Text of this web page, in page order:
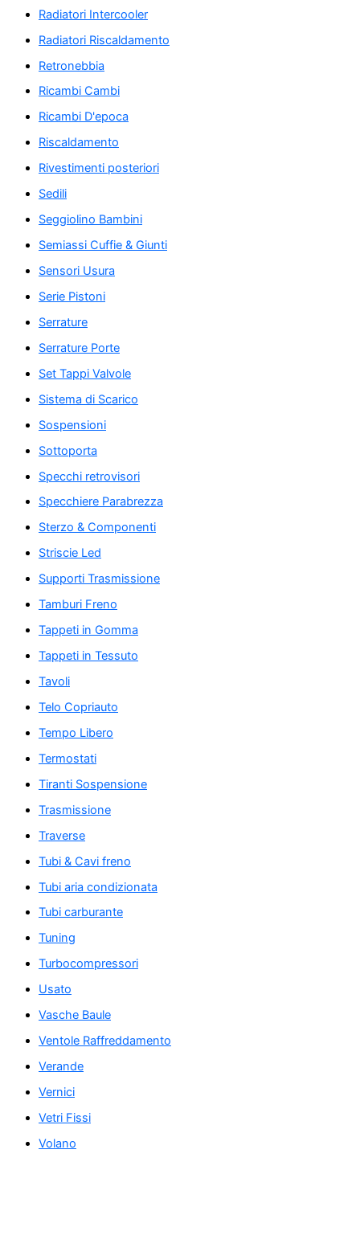
Radiatori Intercooler
Radiatori Riscaldamento
Retronebbia
Ricambi Cambi
Ricambi D'epoca
Riscaldamento
Rivestimenti posteriori
Sedili
Seggiolino Bambini
Semiassi Cuffie & Giunti
Sensori Usura
Serie Pistoni
Serrature
Serrature Porte
Set Tappi Valvole
Sistema di Scarico
Sospensioni
Sottoporta
Specchi retrovisori
Specchiere Parabrezza
Sterzo & Componenti
Striscie Led
Supporti Trasmissione
Tamburi Freno
Tappeti in Gomma
Tappeti in Tessuto
Tavoli
Telo Copriauto
Tempo Libero
Termostati
Tiranti Sospensione
Trasmissione
Traverse
Tubi & Cavi freno
Tubi aria condizionata
Tubi carburante
Tuning
Turbocompressori
Usato
Vasche Baule
Ventole Raffreddamento
Verande
Vernici
Vetri Fissi
Volano